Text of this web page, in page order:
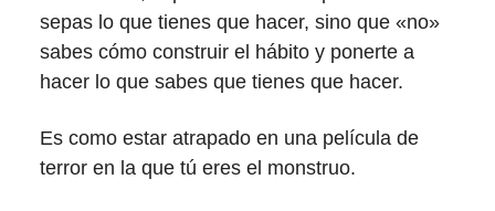
sepas lo que tienes que hacer, sino que «no»
sabes cómo construir el hábito y ponerte a
hacer lo que sabes que tienes que hacer.
Es como estar atrapado en una película de
terror en la que tú eres el monstruo.